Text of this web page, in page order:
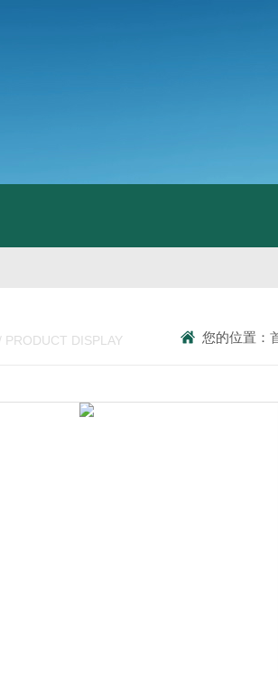
/ PRODUCT DISPLAY 您的位置：